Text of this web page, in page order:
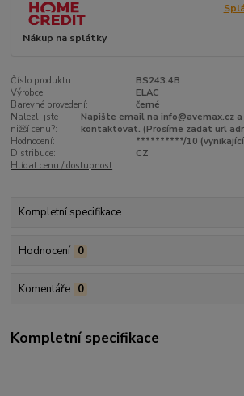
Nákup na splátky
Číslo produktu:
BS243.4B
Výrobce:
ELAC
Barevné provedení:
černé
Nalezli jste
nižší cenu?:
Napište email na info@avemax.cz
kontaktovat. (Prosíme zadat url
Hodnocení:
**********/10
Distribuce:
CZ
Hlídat cenu / dostupnost
Kompletní specifikace
Hodnocení 0
Komentáře 0
Kompletní specifikace